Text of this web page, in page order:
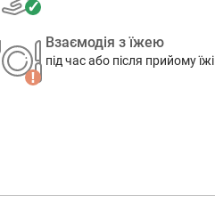
Взаємодія з їжею
під час або після прийому їжі